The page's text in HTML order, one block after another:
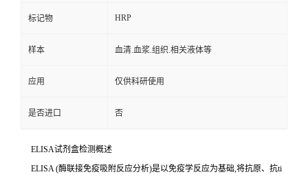
标记物 HRP
样本 血清.血浆.组织.相关液体等
应用 仅供科研使用
是否进口 否
ELISA试剂盒检测概述
ELISA (酶联接免疫吸附反应分析)是以免疫学反应为基础,将抗原、 抗ti